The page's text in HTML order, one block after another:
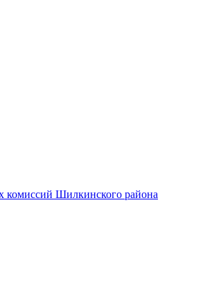
комиссий Шилкинского района